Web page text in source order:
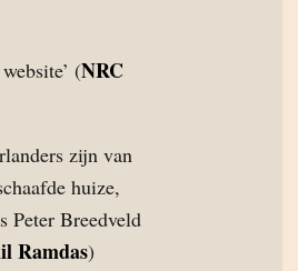
(NRC
zijn van
huize,
Peter Breedveld
Ramdas)